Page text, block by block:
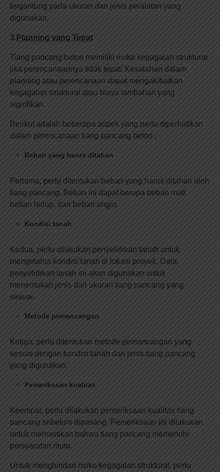
tergantung pada ukuran dan jenis peralatan yang
digunakan.
3. Planning yang Tepat
Tiang pancang beton memiliki risiko kegagalan struktural
jika perencanaannya tidak tepat. Kesalahan dalam
planning atau perencanaan dapat mengakibatkan
kegagalan struktural atau biaya tambahan yang
signifikan.
Berikut adalah beberapa aspek yang perlu diperhatikan
dalam perencanaan tiang pancang beton :
Beban yang harus ditahan
Pertama, perlu ditentukan beban yang harus ditahan oleh
tiang pancang. Beban ini dapat berupa beban mati,
beban hidup, dan beban angin.
Kondisi tanah
Kedua, perlu dilakukan penyelidikan tanah untuk
mengetahui kondisi tanah di lokasi proyek. Data
penyelidikan tanah ini akan digunakan untuk
menentukan jenis dan ukuran tiang pancang yang
sesuai.
Metode pemancangan
Ketiga, perlu ditentukan metode pemancangan yang
sesuai dengan kondisi tanah dan jenis tiang pancang
yang digunakan.
Pemeriksaan kualitas
Keempat, perlu dilakukan pemeriksaan kualitas tiang
pancang sebelum dipasang. Pemeriksaan ini dilakukan
untuk memastikan bahwa tiang pancang memenuhi
persyaratan mutu.
Untuk menghindari risiko kegagalan struktural, perlu